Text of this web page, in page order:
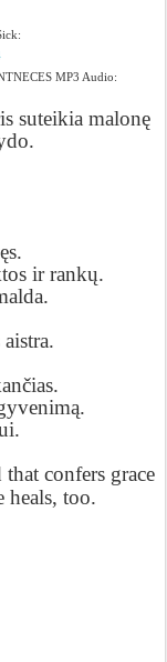
MP3 Audio:
suteikia malonę
ir rankų.
confers grace
heals, too.